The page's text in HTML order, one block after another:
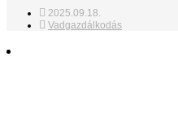
2025.09.18.
Vadgazdálkodás